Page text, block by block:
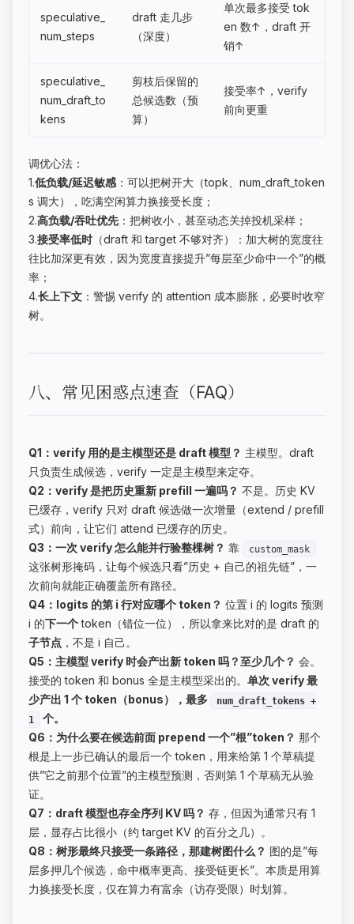
speculative_
num_steps
draft 走几步
（深度）
单次最多接受 tok
en 数↑，draft 开
销↑
speculative_
num_draft_to
kens
剪枝后保留的
总候选数（预
算）
接受率↑，verify
前向更重
调优心法：
1.低负载/延迟敏感 ：可以把树开大（topk、num_draft_token
s 调大），吃满空闲算力换接受长度；
2.高负载/吞吐优先：把树收小，甚至动态关掉投机采样；
3.接受率低时 （draft 和 target 不够对齐）：加大树的宽度往
往比加深更有效，因为宽度直接提升”每层至少命中一个”的概
率；
4.长上下文 ：警惕 verify 的 attention 成本膨胀，必要时收窄
树。
八、常见困惑点速查（FAQ）
Q1：verify 用的是主模型还是 draft 模型？ 主模型。draft
只负责生成候选，verify 一定是主模型来定夺。
Q2：verify 是把历史重新 prefill 一遍吗？ 不是。历史 KV
已缓存，verify 只对 draft 候选做一次增量（extend / prefill
式）前向，让它们 attend 已缓存的历史。
Q3：一次 verify 怎么能并行验整棵树？ 靠 custom_mask
这张树形掩码，让每个候选只看”历史 + 自己的祖先链”，一
次前向就能正确覆盖所有路径。
Q4：logits 的第 i 行对应哪个 token？ 位置 i 的 logits 预测
i 的下一个token（错位一位），所以拿来比对的是 draft 的
子节点 ，不是 i 自己。
Q5：主模型 verify 时会产出新 token 吗？至少几个？ 会。
接受的 token 和 bonus 全是主模型采出的。 单次 verify 最
少产出 1 个 token（bonus），最多
num_draft_tokens +
1
个。
Q6：为什么要在候选前面 prepend 一个”根”token？ 那个
根是上一步已确认的最后一个 token，用来给第 1 个草稿提
供”它之前那个位置”的主模型预测，否则第 1 个草稿无从验
证。
Q7：draft 模型也存全序列 KV 吗？ 存，但因为通常只有 1
层，显存占比很小（约 target KV 的百分之几）。
Q8：树形最终只接受一条路径，那建树图什么？ 图的是”每
层多押几个候选，命中概率更高、接受链更长”。本质是用算
力换接受长度，仅在算力有富余（访存受限）时划算。